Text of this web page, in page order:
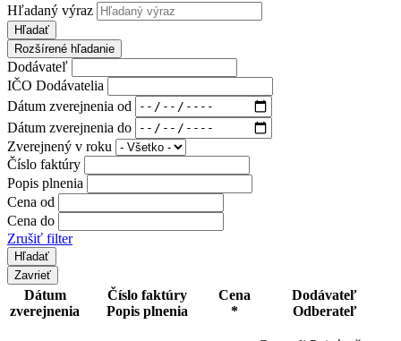
Hľadaný výraz
Hľadať
Rozšírené hľadanie
Dodávateľ
IČO Dodávatelia
Dátum zverejnenia od
Dátum zverejnenia do
Zverejnený v roku
Číslo faktúry
Popis plnenia
Cena od
Cena do
Zrušiť filter
Zavrieť
Dátum
zverejnenia
Číslo faktúry
Popis plnenia
Cena
*
Dodávateľ
Odberateľ